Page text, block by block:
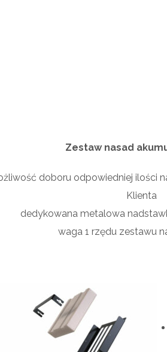
Zestaw nasad
doboru odpowiedniej ilości
Klienta
dedykowana metalowa
waga 1 rzędu zestawu